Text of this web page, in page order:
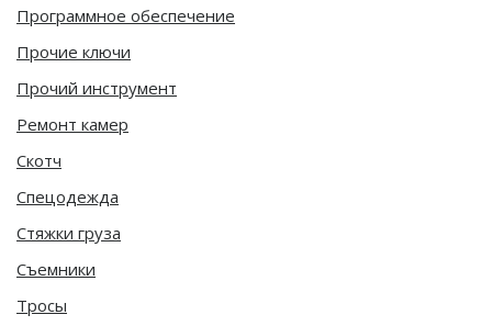
Программное обеспечение
Прочие ключи
Прочий инструмент
Ремонт камер
Скотч
Спецодежда
Стяжки груза
Съемники
Тросы